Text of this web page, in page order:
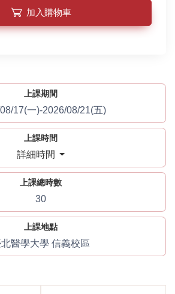
加入購物車
上課期間
17(一)-2026/08/21(五)
上課時間
詳細時間
上課總時數
30
上課地點
醫學大學 信義校區